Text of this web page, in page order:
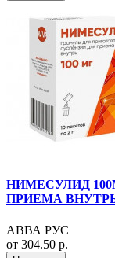
НИМЕСУЛИД
ПРИЕМА
АВВА РУС
от 304.50 р.